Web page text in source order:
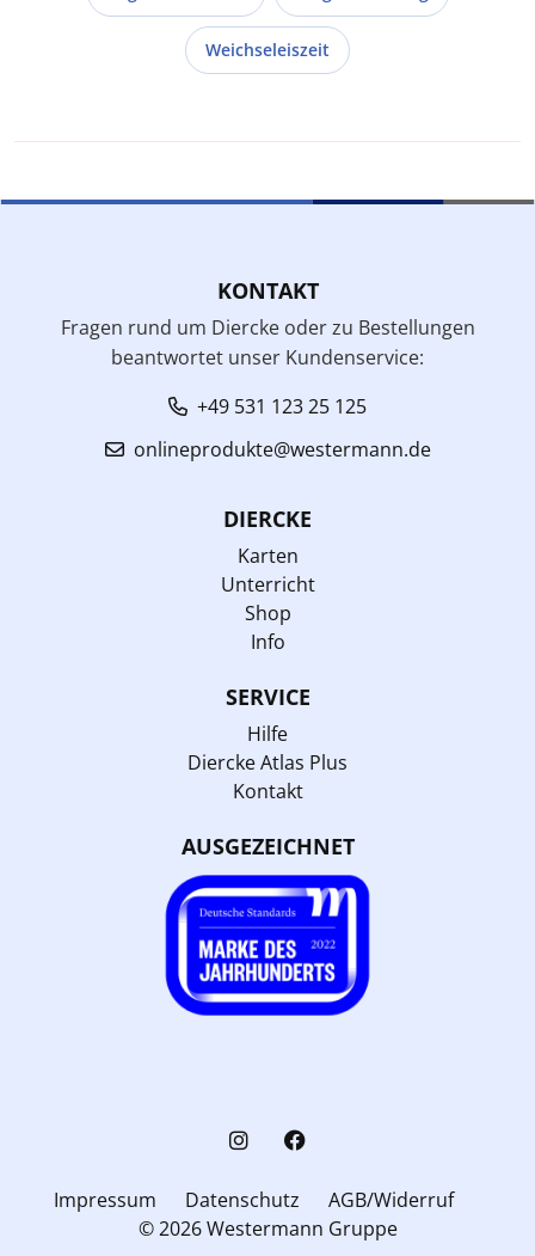
Weichseleiszeit
KONTAKT
Fragen rund um Diercke oder zu Bestellungen
beantwortet unser Kundenservice:
+49 531 123 25 125
onlineprodukte@westermann.de
DIERCKE
Karten
Unterricht
Shop
Info
SERVICE
Hilfe
Diercke Atlas Plus
Kontakt
AUSGEZEICHNET
Impressum Datenschutz
AGB/Widerruf
© 2026 Westermann Gruppe